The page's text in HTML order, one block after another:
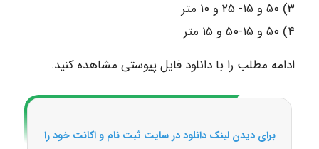
۳) ۵۰ و ۱۵- ۲۵ و ۱۰ متر
۴) ۵۰ و ۱۵-۵۰ و ۱۵ متر
ادامه مطلب را با دانلود فایل پیوستی مشاهده کنید.
برای دیدن لینک دانلود در سایت ثبت نام و اکانت خود را